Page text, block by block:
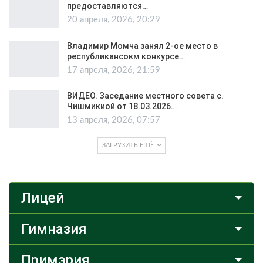
предоставляются…
20 апреля, 2026, 20:29
Владимир Момча занял 2-ое место в
республикансокм конкурсе…
17 апреля, 2026, 21:59
ВИДЕО. Заседание местного совета с.
Чишмикиой от 18.03.2026…
13 апреля, 2026, 07:57
ЗАГРУЗИТЬ ЕЩЁ
Лицей
Гимназия